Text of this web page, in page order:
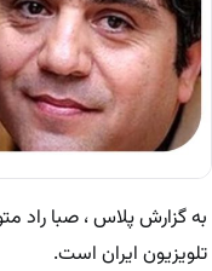
تلویزیون ایران است.